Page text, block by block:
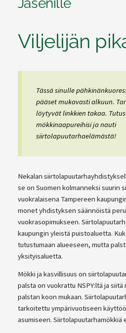
Viljelijän
Tässä sinulle
pääset mukavasti alkuun.
löytyvät linkkien takaa.
mökkinaapureihisi ja nauti
siirtolapuutarhaelämästä!
Nekalan
se on Suomen kolmanneksi suurin
vuokralaisena Tampereen
monet yhdistyksen säännöistä
vuokrasopimukseen.
kaupungin yleistä puistoaluetta.
tutustumaan alueeseen, mutta
yksityisaluetta.
Mökki ja kasvillisuus on
palsta on vuokrattu NSPY:ltä ja
palstan koon mukaan.
tarkoitettu ympärivuotiseen
asumiseen. Siirtolapuutarhamökkiä